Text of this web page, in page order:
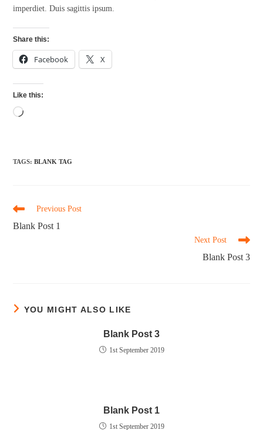
imperdiet. Duis sagittis ipsum.
Share this:
Facebook X
Like this:
TAGS:BLANK TAG
Previous Post
Blank Post 1
Next Post
Blank Post 3
YOU MIGHT ALSO LIKE
Blank Post 3
1st September 2019
Blank Post 1
1st September 2019